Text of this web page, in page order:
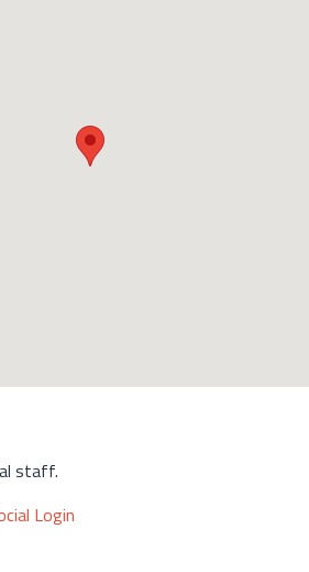
staff.
Login